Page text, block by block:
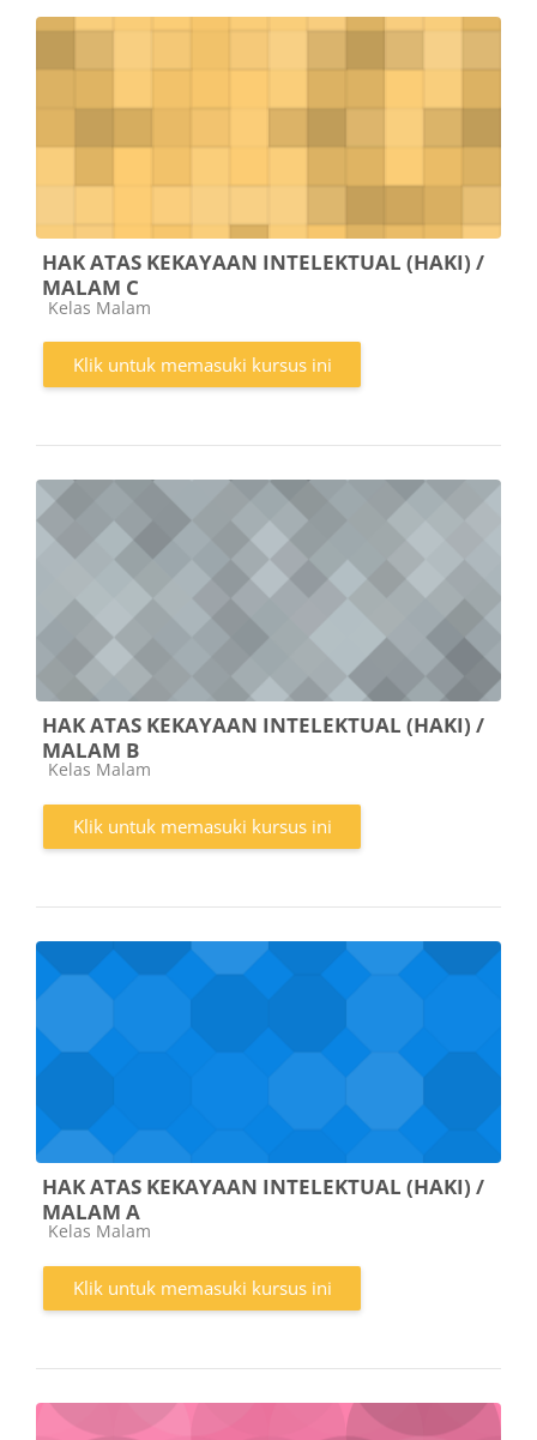
HAK ATAS KEKAYAAN INTELEKTUAL (HAKI) /
MALAM C
Kategori kursus
Kelas Malam
Klik untuk memasuki kursus ini
HAK ATAS KEKAYAAN INTELEKTUAL (HAKI) /
MALAM B
Kategori kursus
Kelas Malam
Klik untuk memasuki kursus ini
HAK ATAS KEKAYAAN INTELEKTUAL (HAKI) /
MALAM A
Kategori kursus
Kelas Malam
Klik untuk memasuki kursus ini